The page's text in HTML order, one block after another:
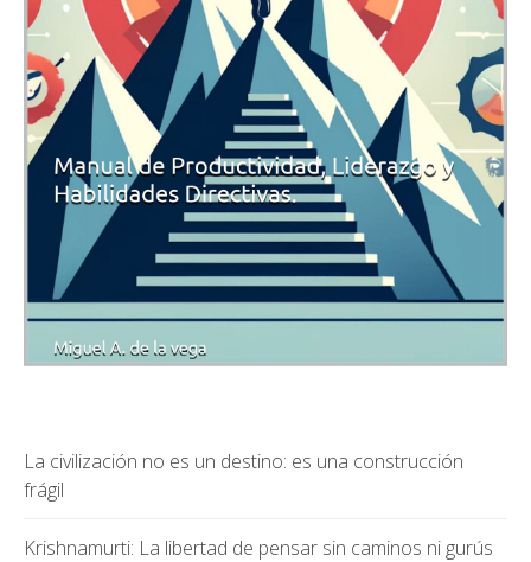
La civilización no es un destino: es una construcción
frágil
Krishnamurti: La libertad de pensar sin caminos ni gurús